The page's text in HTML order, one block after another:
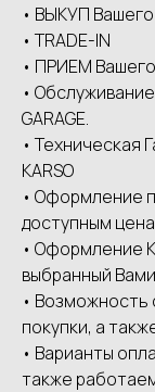
• ВЫКУП
• ТRАDЕ-IN
• ПРИЕМ
•
GАRАGЕ.
• Техническая
КАRSО
• Оформление
доступным
• Оформление
выбранный
•
покупки, а
• Варианты
также